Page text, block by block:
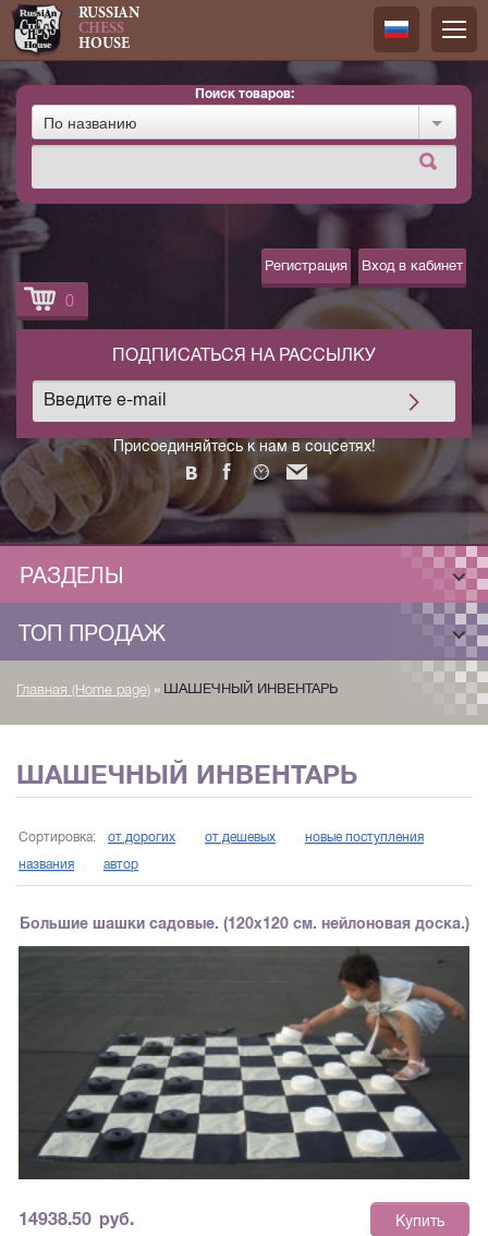
RUSSIAN
CHESS
HOUSE
Русский
Поиск товаров:
По названию
Регистрация Вход в кабинет
0
Присоединяйтесь к нам в соцсетях!
ПОДПИСАТЬСЯ НА РАССЫЛКУ
РАЗДЕЛЫ
ТОП ПРОДАЖ
Главная (Home page) » ШАШЕЧНЫЙ ИНВЕНТАРЬ
ШАШЕЧНЫЙ ИНВЕНТАРЬ
Сортировка: от дорогих от дешевых
новые поступления
названия
автор
Большие шашки садовые. (120х120 см. нейлоновая доска.)
14938.50 руб. Купить